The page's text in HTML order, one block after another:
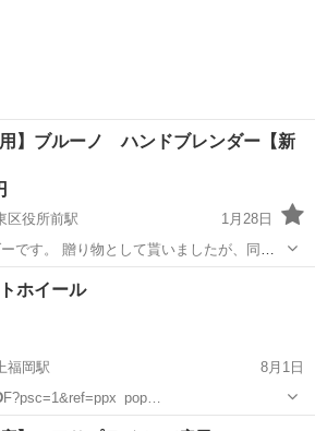
用】ブルーノ ハンドブレンダー【新
区役所前駅
1月28日
です。 贈り物として貰いましたが、同じ
いてしまい２つもいらない為お譲りしま
たが、未使用です。 定価6000円(税
...
役所前駅
ホイール
福岡駅
8月1日
F?psc=1&ref=ppx_pop…
上福岡駅 その他